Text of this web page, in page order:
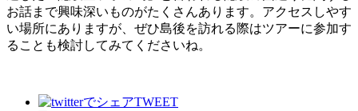
お話まで興味深いものがたくさんあります。アクセスしやす
い場所にありますが、ぜひ島後を訪れる際はツアーに参加す
ることも検討してみてくださいね。
TWEET